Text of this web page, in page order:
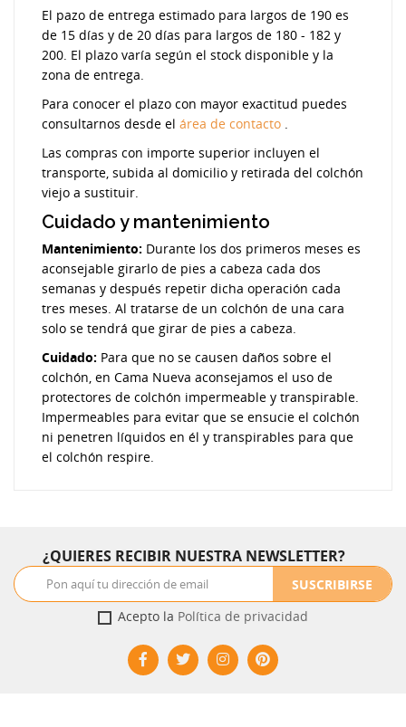
El pazo de entrega estimado para largos de 190 es
de 15 días y de 20 días para largos de 180 - 182 y
200. El plazo varía según el stock disponible y la
zona de entrega.
Para conocer el plazo con mayor exactitud puedes
consultarnos desde el área de contacto .
Las compras con importe superior incluyen el
transporte, subida al domicilio y retirada del colchón
viejo a sustituir.
Cuidado y mantenimiento
Mantenimiento: Durante los dos primeros meses es
aconsejable girarlo de pies a cabeza cada dos
semanas y después repetir dicha operación cada
tres meses. Al tratarse de un colchón de una cara
solo se tendrá que girar de pies a cabeza.
Cuidado: Para que no se causen daños sobre el
colchón, en Cama Nueva aconsejamos el uso de
protectores de colchón impermeable y transpirable.
Impermeables para evitar que se ensucie el colchón
ni penetren líquidos en él y transpirables para que
el colchón respire.
¿QUIERES RECIBIR NUESTRA NEWSLETTER?
SUSCRIBIRSE
Acepto la Política de privacidad